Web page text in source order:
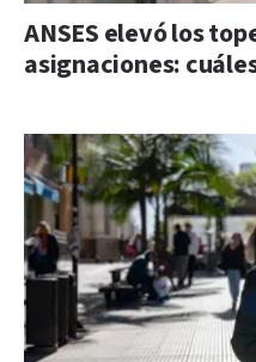
ANSES elevó los
asignaciones: